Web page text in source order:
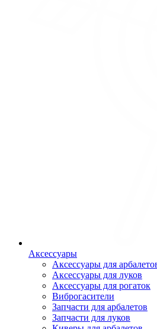
Аксессуары
Аксессуары для
Аксессуары для луков
Аксессуары для рогаток
Виброгасители
Запчасти для арбалетов
Запчасти для луков